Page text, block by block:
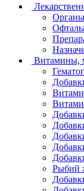
Витамины,
Рыбий